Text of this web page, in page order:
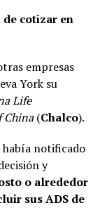
de cotizar en
empresas
York su
Life
(Chalco).
había notificado
y
o alrededor
sus ADS de